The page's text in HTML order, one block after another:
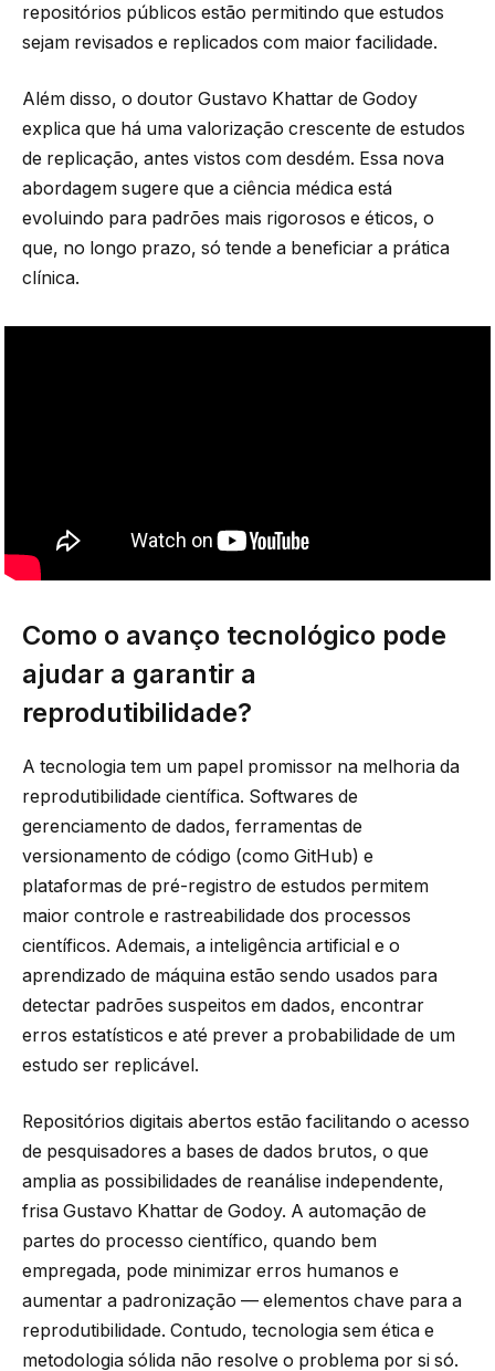
repositórios públicos estão permitindo que estudos
sejam revisados e replicados com maior facilidade.
Além disso, o doutor Gustavo Khattar de Godoy
explica que há uma valorização crescente de estudos
de replicação, antes vistos com desdém. Essa nova
abordagem sugere que a ciência médica está
evoluindo para padrões mais rigorosos e éticos, o
que, no longo prazo, só tende a beneficiar a prática
clínica.
Como o avanço tecnológico pode
ajudar a garantir a
reprodutibilidade?
A tecnologia tem um papel promissor na melhoria da
reprodutibilidade científica. Softwares de
gerenciamento de dados, ferramentas de
versionamento de código (como GitHub) e
plataformas de pré-registro de estudos permitem
maior controle e rastreabilidade dos processos
científicos. Ademais, a inteligência artificial e o
aprendizado de máquina estão sendo usados para
detectar padrões suspeitos em dados, encontrar
erros estatísticos e até prever a probabilidade de um
estudo ser replicável.
Repositórios digitais abertos estão facilitando o acesso
de pesquisadores a bases de dados brutos, o que
amplia as possibilidades de reanálise independente,
frisa Gustavo Khattar de Godoy. A automação de
partes do processo científico, quando bem
empregada, pode minimizar erros humanos e
aumentar a padronização — elementos chave para a
reprodutibilidade. Contudo, tecnologia sem ética e
metodologia sólida não resolve o problema por si só.